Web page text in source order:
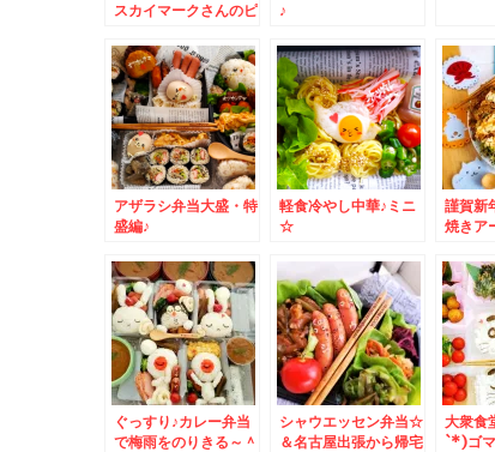
スカイマークさんのピ
ットカット」ドンだけ
～～～！！！？？？(
´艸｀)
♪
アザラシ弁当大盛・特
盛編♪
軽食冷やし中華♪ミニ
☆
謹賀新
焼きア
ざいま
ぐっすり♪カレー弁当
で梅雨をのりきる～＾
シャウエッセン弁当☆
＆名古屋出張から帰宅
大衆食
`*)ゴマ